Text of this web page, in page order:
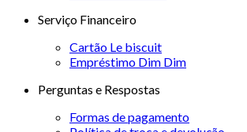
Serviço Financeiro
Cartão Le biscuit
Empréstimo Dim Dim
Perguntas e Respostas
Formas de pagamento